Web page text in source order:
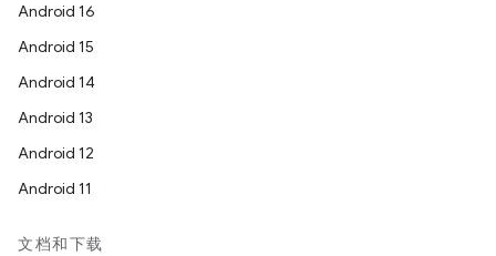
Android 16
Android 15
Android 14
Android 13
Android 12
Android 11
文档和下载